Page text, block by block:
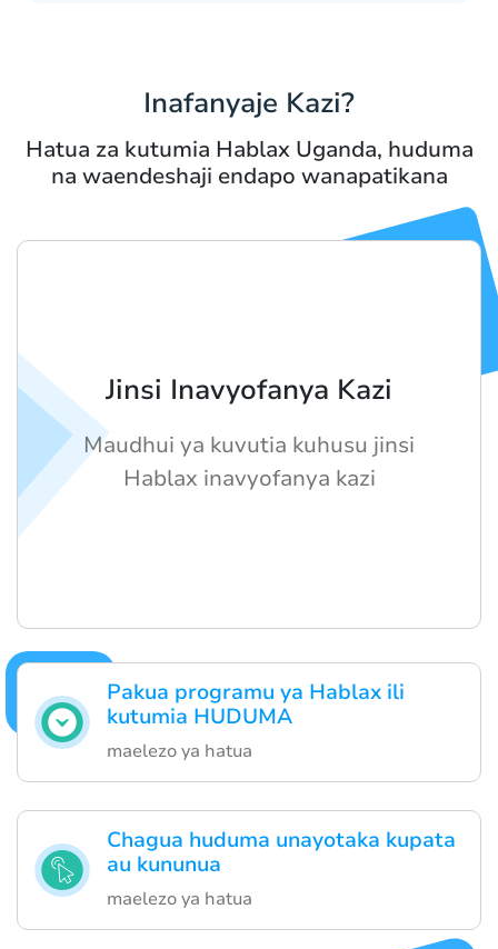
Inafanyaje Kazi?
Hatua za kutumia Hablax Uganda, huduma
na waendeshaji endapo wanapatikana
Pakua programu ya Hablax ili
kutumia HUDUMA
maelezo ya hatua
Chagua huduma unayotaka kupata
au kununua
maelezo ya hatua
Jinsi Inavyofanya Kazi
Maudhui ya kuvutia kuhusu jinsi
Hablax inavyofanya kazi